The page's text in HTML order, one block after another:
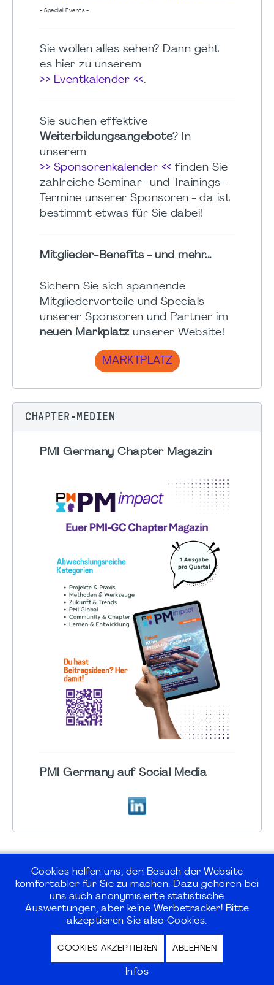
- Special Events -
Sie wollen alles sehen? Dann geht
es hier zu unserem
>> Eventkalender <<.
Sie suchen effektive
Weiterbildungsangebote? In
unserem
>> Sponsorenkalender << finden Sie
zahlreiche Seminar- und Trainings-
Termine unserer Sponsoren - da ist
bestimmt etwas für Sie dabei!
Mitglieder-Benefits - und mehr...
Sichern Sie sich spannende
Mitgliedervorteile und Specials
unserer Sponsoren und Partner im
neuen Markplatzunserer Website!
MARKTPLATZ
CHAPTER-MEDIEN
PMI Germany Chapter Magazin
PMI Germany auf Social Media
©2026PMI Germany Chapter e.V.
Impressum | Kontakt | Disclaimer |
Datenschutz / Privacy Policy |
Nutzungsbedingungen Internet Forum
Cookies helfen uns, den Besuch der Website
komfortabler für Sie zu machen. Dazu gehören bei
uns auch anonymisierte statistische
Auswertungen, aber keine Werbetracker! Bitte
akzeptieren Sie also Cookies.
COOKIES AKZEPTIEREN ABLEHNEN
Infos